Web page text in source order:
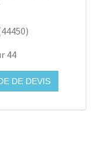
44450)
44
DE DEVIS